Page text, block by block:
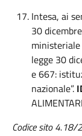
Intesa, ai
30
ministeriale
legge 30
e 667:
nazionale”.
Codice sito